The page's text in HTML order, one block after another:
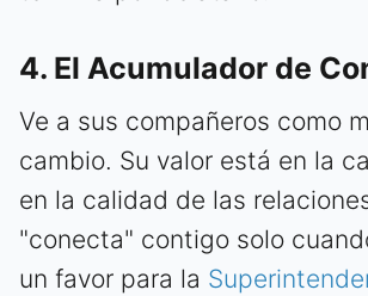
4. El Acumulador de
Ve a sus compañeros como
cambio. Su valor está en la
en la calidad de las
"conecta" contigo solo
un favor para la